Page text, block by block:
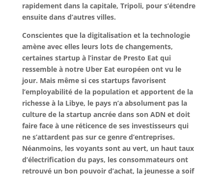
rapidement dans la capitale, Tripoli, pour s’étendre
ensuite dans d’autres villes.
Conscientes que la digitalisation et la technologie
amène avec elles leurs lots de changements,
certaines startup à l’instar de Presto Eat qui
ressemble à notre Uber Eat européen ont vu le
jour. Mais même si ces startups favorisent
l’employabilité de la population et apportent de la
richesse à la Libye, le pays n’a absolument pas la
culture de la startup ancrée dans son ADN et doit
faire face à une réticence de ses investisseurs qui
ne s’attardent pas sur ce genre d’entreprises.
Néanmoins, les voyants sont au vert, un haut taux
d’électrification du pays, les consommateurs ont
retrouvé un bon pouvoir d’achat, la jeunesse a soif